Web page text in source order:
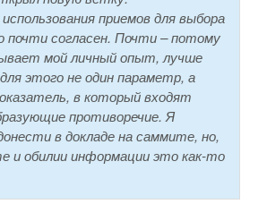
приемов для выбора
согласен. Почти – потому
мой личный опыт, лучше
этого не один параметр, а
в который входят
противоречие. Я
в докладе на саммите, но,
и обилии информации это как-то